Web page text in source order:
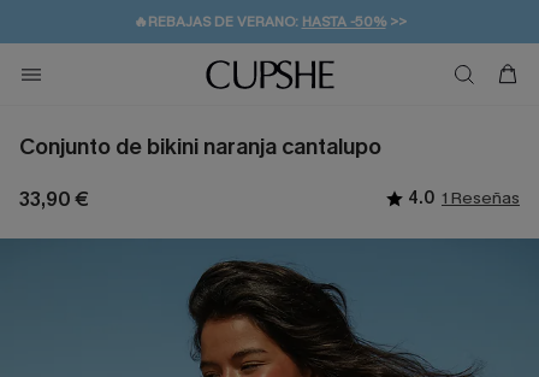
👒PROMOCIÓN DE VERANO:-10% EN 2 VESTIDOS
💌¡SUSCRIBIRSE & GANAR -10% EXTRA!
🚚ENVÍO GRATUITO A PARTIR DE 49 € >>
Conjunto de bikini naranja cantalupo
33,90 € 4.0 1 Reseñas